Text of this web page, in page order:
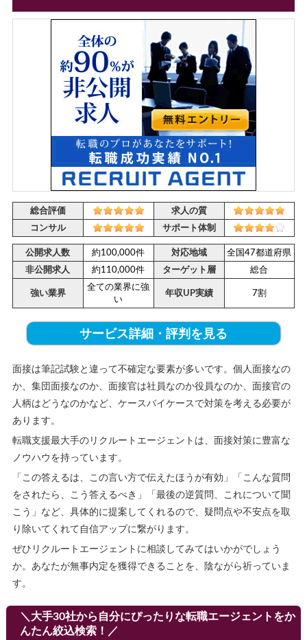
総合評価
求人の質
コンサル
サポート体制
公開求人数 約100,000件 対応地域
全国47都道府県
非公開求人
約110,000件 ターゲット層 総合
強い業界
全ての業界に強
い
年収UP実績 7割
サービス詳細・評判を見る
面接は筆記試験と違って不確定な要素が多いです。個人面接なの
か、集団面接なのか、面接官は社員なのか役員なのか、面接官の
人柄はどうなのかなど、ケースバイケースで対策を考える必要が
あります。
転職支援最大手のリクルートエージェントは、面接対策に豊富な
ノウハウを持っています。
「この答えるは、この言い方で伝えたほうが有効」「こんな質問
をされたら、こう答えるべき」「最後の逆質問、これについて聞
こう」など、具体的に提案してくれるので、疑問点や不安点を取
り除いてくれて自信アップに繋がります。
ぜひリクルートエージェントに相談してみてはいかがでしょう
か。あなたが無事内定を獲得できることを、陰ながら祈っていま
す。
＼大手30社から自分にぴったりな転職エージェントをか
んたん絞込検索！／